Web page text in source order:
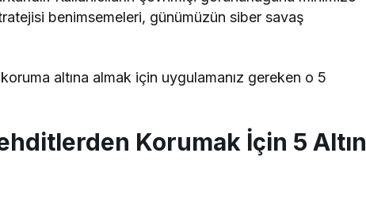
benimsemeleri, günümüzün siber savaş
altına almak için uygulamanız gereken o 5
Korumak İçin 5 Altın